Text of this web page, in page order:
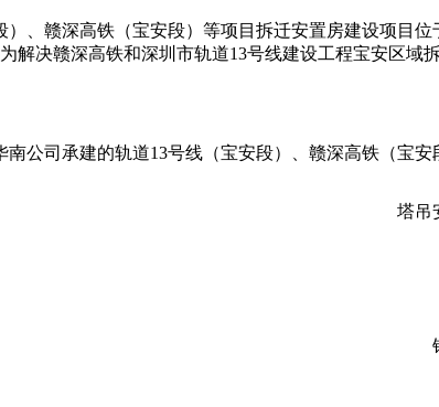
）、赣深高铁（宝安段）等项目拆迁安置房建设项目
解决赣深高铁和深圳市轨道13号线建设工程宝安区
南公司承建的轨道13号线（宝安段）、赣深高铁（宝
塔吊